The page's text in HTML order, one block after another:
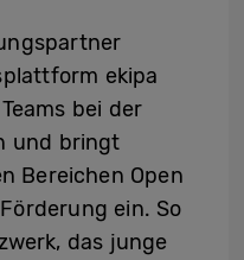
ekipa
bei der
und bringt
Bereichen Open
ein. So
das junge